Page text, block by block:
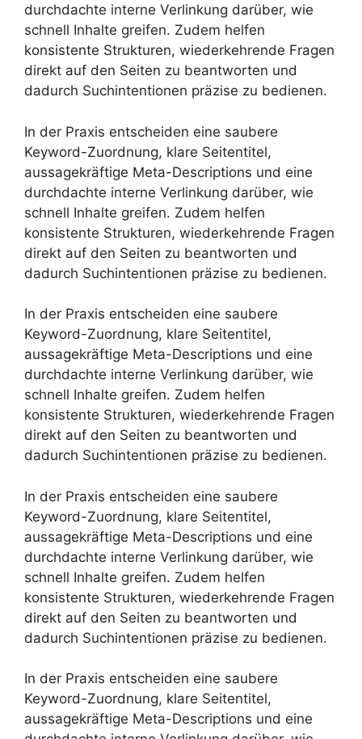
durchdachte interne Verlinkung darüber, wie
schnell Inhalte greifen. Zudem helfen
konsistente Strukturen, wiederkehrende Fragen
direkt auf den Seiten zu beantworten und
dadurch Suchintentionen präzise zu bedienen.
In der Praxis entscheiden eine saubere
Keyword-Zuordnung, klare Seitentitel,
aussagekräftige Meta-Descriptions und eine
durchdachte interne Verlinkung darüber, wie
schnell Inhalte greifen. Zudem helfen
konsistente Strukturen, wiederkehrende Fragen
direkt auf den Seiten zu beantworten und
dadurch Suchintentionen präzise zu bedienen.
In der Praxis entscheiden eine saubere
Keyword-Zuordnung, klare Seitentitel,
aussagekräftige Meta-Descriptions und eine
durchdachte interne Verlinkung darüber, wie
schnell Inhalte greifen. Zudem helfen
konsistente Strukturen, wiederkehrende Fragen
direkt auf den Seiten zu beantworten und
dadurch Suchintentionen präzise zu bedienen.
In der Praxis entscheiden eine saubere
Keyword-Zuordnung, klare Seitentitel,
aussagekräftige Meta-Descriptions und eine
durchdachte interne Verlinkung darüber, wie
schnell Inhalte greifen. Zudem helfen
konsistente Strukturen, wiederkehrende Fragen
direkt auf den Seiten zu beantworten und
dadurch Suchintentionen präzise zu bedienen.
In der Praxis entscheiden eine saubere
Keyword-Zuordnung, klare Seitentitel,
aussagekräftige Meta-Descriptions und eine